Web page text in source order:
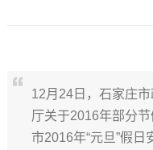
12月24日，石家庄
厅关于2016年部分
市2016年“元旦”假日